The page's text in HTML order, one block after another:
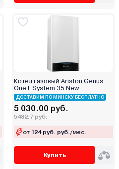
Котел газовый Ariston Genus
One+ System 35 New
ДОСТАВИМ ПО МИНСКУ БЕСПЛАТНО
5 030.00 руб.
5482.7 руб.
от 124 руб. руб./мес.
Купить